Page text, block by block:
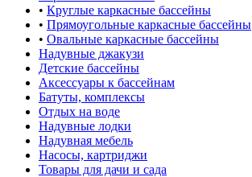
• Круглые каркасные бассейны
• Прямоугольные каркасные бассейны
• Овальные каркасные бассейны
Надувные джакузи
Детские бассейны
Аксессуары к бассейнам
Батуты, комплексы
Отдых на воде
Надувные лодки
Надувная мебель
Насосы, картриджи
Товары для дачи и сада